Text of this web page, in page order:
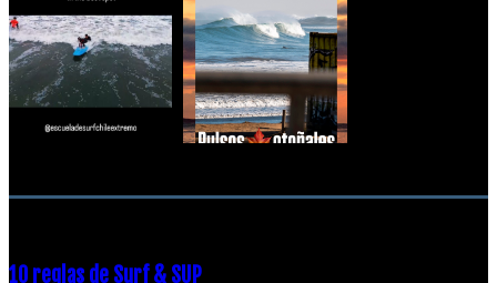
10 reglas de Surf & SUP